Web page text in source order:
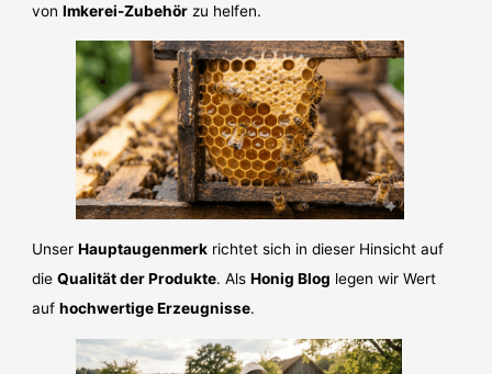
vonImkerei-Zubehör zu helfen.
UnserHauptaugenmerk richtet sich in dieser Hinsicht auf
dieQualität der Produkte. AlsHonig Blog legen wir Wert
aufhochwertige Erzeugnisse.